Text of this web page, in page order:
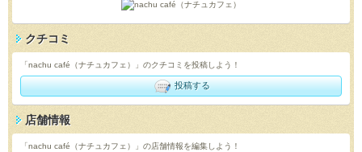
クチコミ
「nachu café（ナチュカフェ）」のクチコミを投稿しよう！
投稿する
店舗情報
「nachu café（ナチュカフェ）」の店舗情報を編集しよう！